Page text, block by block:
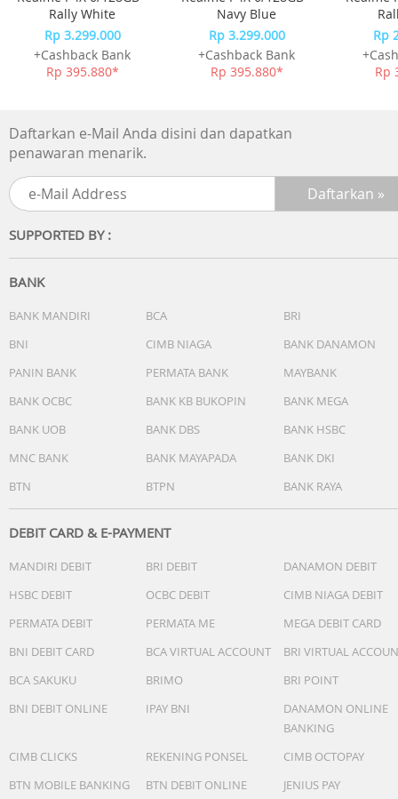
lebar koper saja tidak berikut roda.
Penutup koper ini memiliki varian ukuran dan motif yang
bisa di pesan sesuai kebutuhan agar perjalanan terasa
Kami juga menjual timbangan koper yang bisa mengukur
Kg,Gr,Oz dan sudah digital agar memudahkan lagi untuk
mengetahui berat barang bawaan kita dan bisa juga juga
pakai untuk beberapa kebutuhan lain. berikut link produk
Rally White
Rp 3.299.000
+Cashback Bank
Rp 395.880*
Navy Blue
Rp 3.299.000
+Cashback Bank
Rp 395.880*
Rp
Rp
Daftarkan e-Mail Anda disini dan dapatkan
penawaran menarik.
SUPPORTED BY :
BANK
BANK MANDIRI BCA
BRI
BNI
CIMB NIAGA
BANK DANAMON
PANIN BANK
PERMATA BANK
MAYBANK
BANK OCBC
BANK KB BUKOPIN
BANK MEGA
BANK UOB
BANK DBS
BANK HSBC
MNC BANK
BANK MAYAPADA
BANK DKI
BTN
BTPN BANK RAYA
DEBIT CARD & E-PAYMENT
MANDIRI DEBIT BRI DEBIT
DANAMON DEBIT
HSBC DEBIT
OCBC DEBIT
CIMB NIAGA DEBIT
PERMATA DEBIT
PERMATA ME
MEGA DEBIT CARD
BNI DEBIT CARD
BCA VIRTUAL ACCOUNT
BRI VIRTUAL
BCA SAKUKU
BRIMO
BRI POINT
BNI DEBIT ONLINE
IPAY BNI
DANAMON ONLINE
BANKING
CIMB CLICKS
REKENING PONSEL
CIMB OCTOPAY
BTN MOBILE BANKING
BTN DEBIT ONLINE
JENIUS PAY